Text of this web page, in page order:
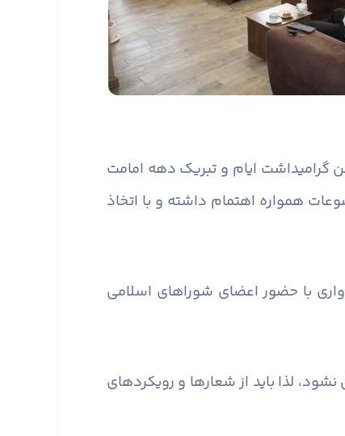
گرامیداشت ایام و تبریک دهه امامت
همواره اهتمام داشته و با اتخاذ
با حضور اعضای شوراهای اسلامی
لذا باید از شعارها و رویکردهای